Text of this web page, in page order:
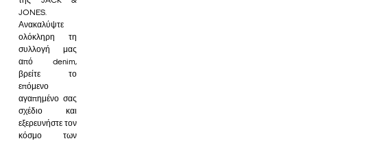
JONES.
Ανακαλύψτε
ολόκληρη τη
συλλογή μας
από denim,
βρείτε το
επόμενο
αγαπημένο σας
σχέδιο και
εξερευνήστε τον
κόσμο των